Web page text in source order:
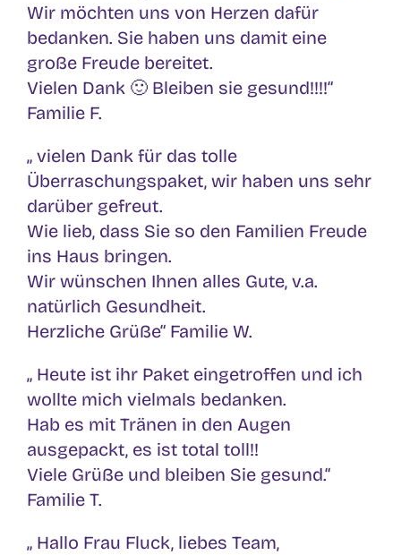
Wir möchten uns von Herzen dafür
bedanken. Sie haben uns damit eine
große Freude bereitet.
Vielen Dank 🙂 Bleiben sie gesund!!!!“
Familie F.
„ vielen Dank für das tolle
Überraschungspaket, wir haben uns sehr
darüber gefreut.
Wie lieb, dass Sie so den Familien Freude
ins Haus bringen.
Wir wünschen Ihnen alles Gute, v.a.
natürlich Gesundheit.
Herzliche Grüße“ Familie W.
„ Heute ist ihr Paket eingetroffen und ich
wollte mich vielmals bedanken.
Hab es mit Tränen in den Augen
ausgepackt, es ist total toll!!
Viele Grüße und bleiben Sie gesund.“
Familie T.
„ Hallo Frau Fluck, liebes Team,